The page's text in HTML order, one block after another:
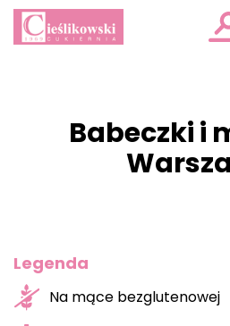
Babeczki i
Legenda
Na mące bezglutenowej